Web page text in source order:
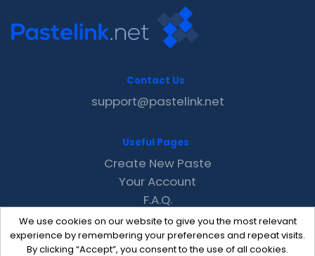
We use cookies on our website to give you the most relevant
experience by remembering your preferences and repeat visits.
By clicking “Accept”, you consent to the use of all cookies.
Contact Us
support@pastelink.net
Useful Pages
Create New Paste
Your Account
F.A.Q.
Recent
Contact